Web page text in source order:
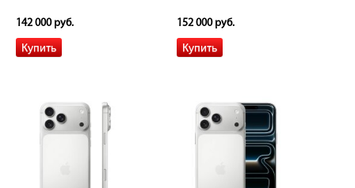
142 000 руб. 152 000 руб.